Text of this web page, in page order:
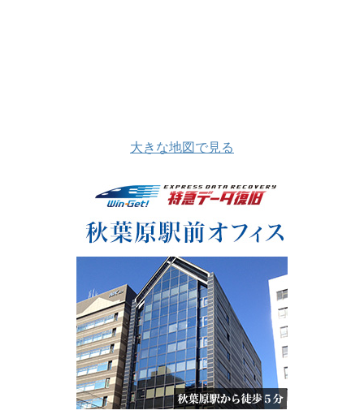
大きな地図で見る